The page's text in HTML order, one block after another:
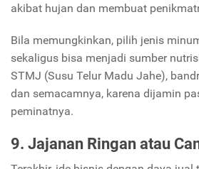
akibat hujan dan membuat
Bila memungkinkan, pilih jenis
sekaligus bisa menjadi sumber
STMJ (Susu Telur Madu Jahe),
dan semacamnya, karena dijamin
peminatnya.
9. Jajanan Ringan atau